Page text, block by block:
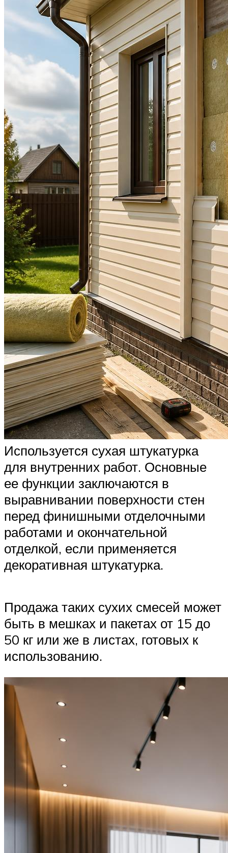
Используется сухая штукатурка
для внутренних работ. Основные
ее функции заключаются в
выравнивании поверхности стен
перед финишными отделочными
работами и окончательной
отделкой, если применяется
декоративная штукатурка.
Продажа таких сухих смесей может
быть в мешках и пакетах от 15 до
50 кг или же в листах, готовых к
использованию.